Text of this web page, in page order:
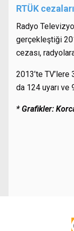
RTÜK
Radyo
gerçekleştiği
cezası,
2013’te TV’lere
da 124 uyarı ve
* Grafikler: